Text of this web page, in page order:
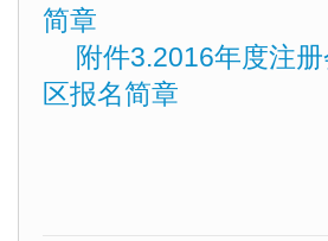
简章
附件3.2016年度注
区报名简章